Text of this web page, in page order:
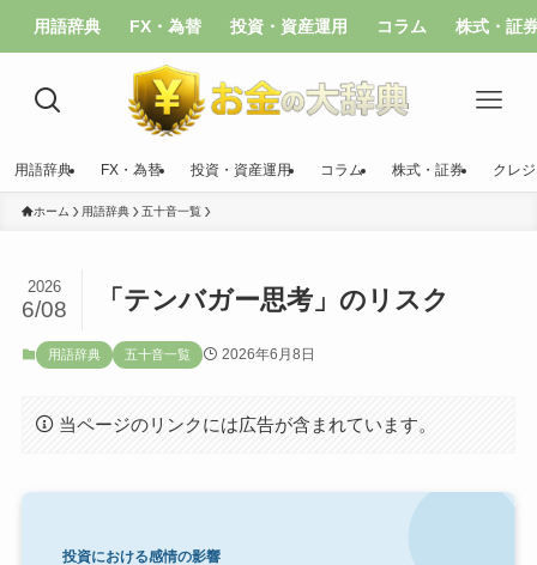
用語辞典 FX・為替 投資・資産運用 コラム 株式・証
用語辞典 FX・為替 投資・資産運用 コラム 株式・証券 クレ
ホーム 用語辞典 五十音一覧
「テンバガー思考」のリスク
2026
6/08
用語辞典 五十音一覧 2026年6月8日
当ページのリンクには広告が含まれています。